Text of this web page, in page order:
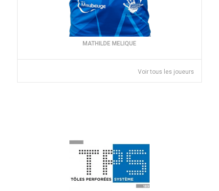
MATHILDE MELIQUE
Voir tous les joueurs